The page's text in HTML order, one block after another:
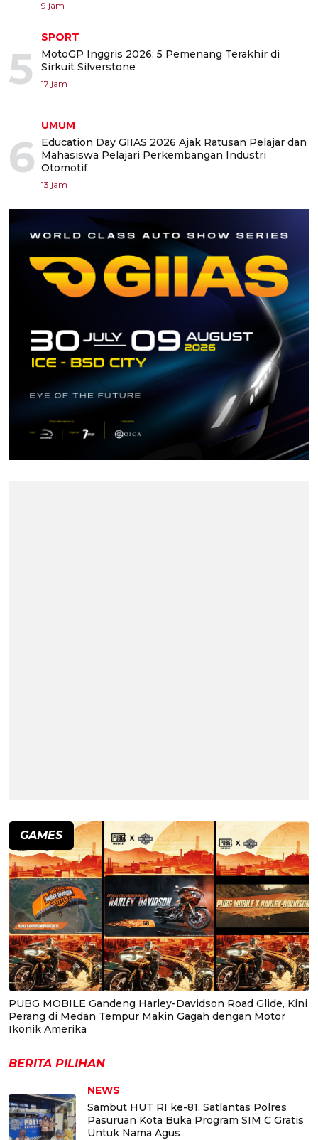
9 jam
5
SPORT
MotoGP Inggris 2026: 5 Pemenang Terakhir di
Sirkuit Silverstone
17 jam
6
UMUM
Education Day GIIAS 2026 Ajak Ratusan Pelajar dan
Mahasiswa Pelajari Perkembangan Industri
Otomotif
13 jam
GAMES
PUBG MOBILE Gandeng Harley-Davidson Road Glide, Kini
Perang di Medan Tempur Makin Gagah dengan Motor
Ikonik Amerika
BERITA PILIHAN
NEWS
Sambut HUT RI ke-81, Satlantas Polres
Pasuruan Kota Buka Program SIM C Gratis
Untuk Nama Agus